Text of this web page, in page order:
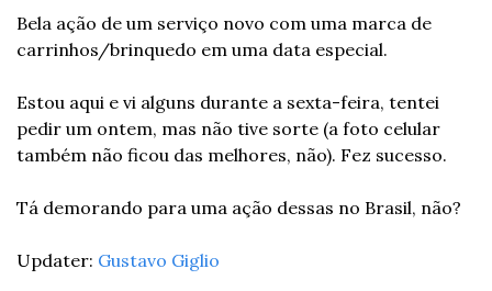
Bela ação de um serviço novo com uma marca de
carrinhos/brinquedo em uma data especial.
Estou aqui e vi alguns durante a sexta-feira, tentei
pedir um ontem, mas não tive sorte (a foto celular
também não ficou das melhores, não). Fez sucesso.
Tá demorando para uma ação dessas no Brasil, não?
Updater: Gustavo Giglio